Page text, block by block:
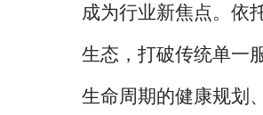
成为行业新焦点。依
生态，打破传统单一
生命周期的健康规划